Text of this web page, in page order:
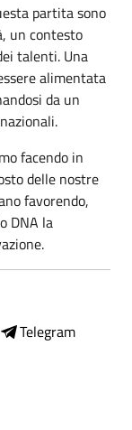
partita sono
un contesto
talenti. Una
alimentata
da un
facendo in
delle nostre
favorendo,
DNA la
Telegram